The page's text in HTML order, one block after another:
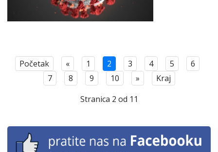
Početak « 1 2 3 4 5
6
7
8 9 10 »
Kraj
Stranica 2 od 11